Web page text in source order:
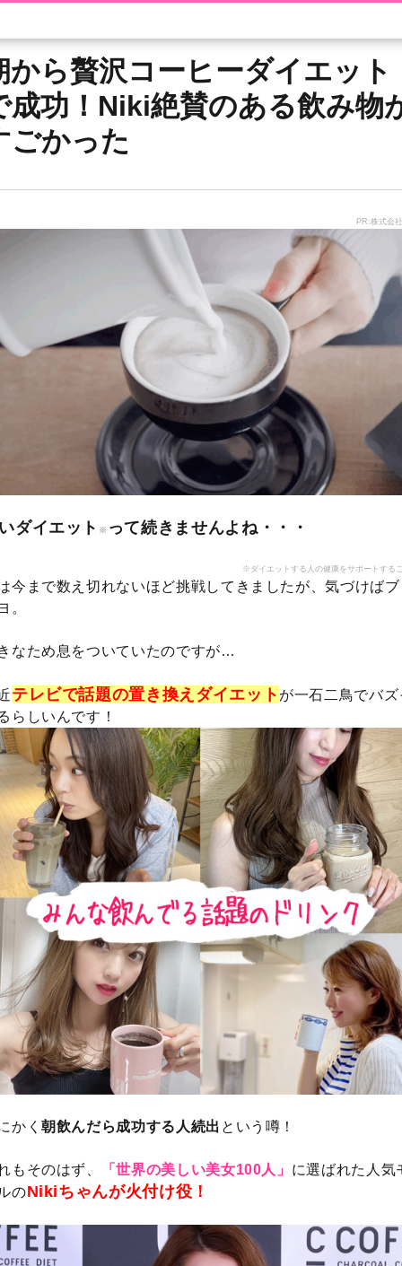
から贅沢コーヒーダイエット
成功！Niki絶賛のある飲み物
ごかった
PR:株式会
ダイエット ※ って続きませんよね・・・
※ダイエットする人の健康をサポートする
今まで数え切れないほど挑戦してきましたが、気づけば
。
なため息をついていたのですが…
テレビで話題の置き換えダイエット が一石二鳥でバズ
らしいんです！
かく朝飲んだら成功する人続出 という噂！
もそのはず、 「世界の美しい美女100人」 に選ばれた人気
のNikiちゃんが火付け役！